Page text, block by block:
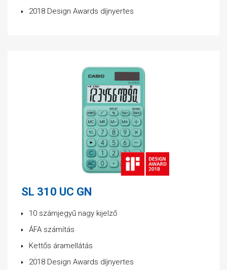
2018 Design Awards díjnyertes
SL 310 UC GN
10 számjegyű nagy kijelző
ÁFA számítás
Kettős áramellátás
2018 Design Awards díjnyertes